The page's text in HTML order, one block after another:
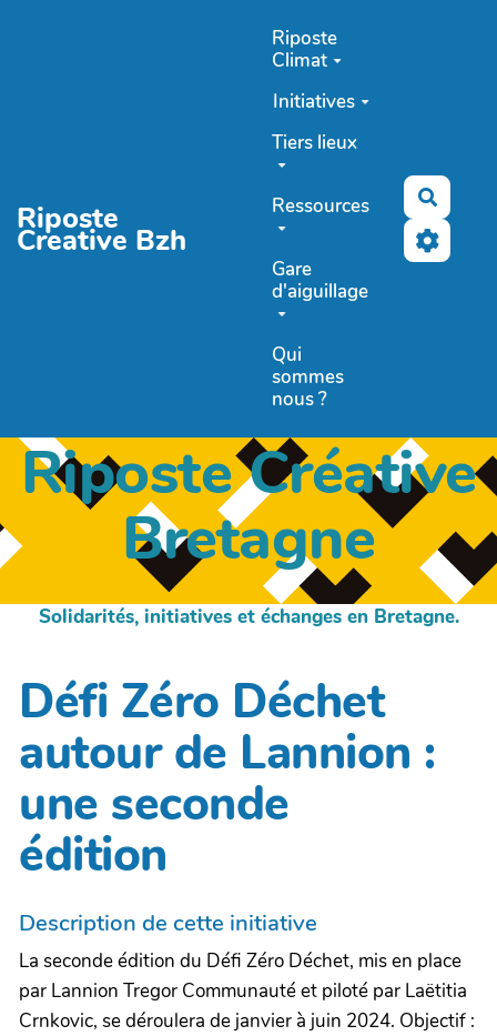
Riposte
Creative Bzh
Riposte
Climat
Initiatives
Tiers lieux
Ressources
Gare
d'aiguillage
Qui
sommes
nous ?
Riposte Créative
Bretagne
Solidarités, initiatives et échanges en Bretagne.
Défi Zéro Déchet
autour de Lannion :
une seconde
édition
Description de cette initiative
La seconde édition du Défi Zéro Déchet, mis en place
par Lannion Tregor Communauté et piloté par Laëtitia
Crnkovic, se déroulera de janvier à juin 2024. Objectif :